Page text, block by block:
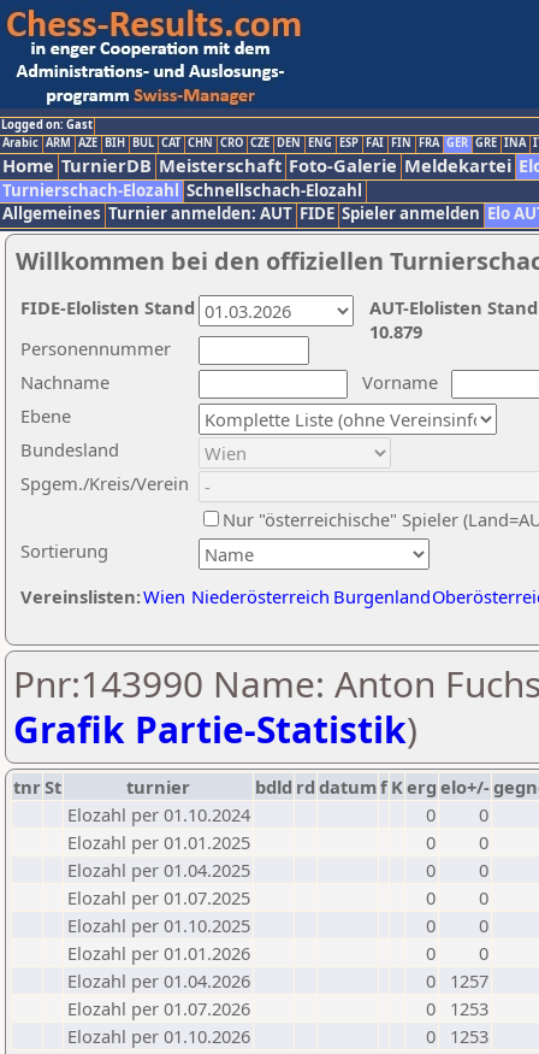
Logged on: Gast
Arabic ARM AZE BIH BUL CAT CHN CRO CZE DEN ENG ESP FAI FIN FRA GER GRE INA
Home TurnierDB Meisterschaft Foto-Galerie Meldekartei
Turnierschach-Elozahl Schnellschach-Elozahl
Allgemeines Turnier anmelden: AUT FIDE Spieler anmelden Elo
Willkommen bei den offiziellen
Nachname
Vorname
Ebene
Sortierung
Personennummer
Bundesland
Spgem./Kreis/Verein
Nur "österreichische" Spieler
Vereinslisten:Wien Niederösterreich Burgenland
AUT-Elolisten
10.879
FIDE-Elolisten Stand
Pnr:143990 Name: Anton
Grafik Partie-Statistik)
tnrSt turnier bdld rd datumf Kerg elo+/-
Elozahl per 01.10.2024
0
0
Elozahl per 01.01.2025
0
0
Elozahl per 01.04.2025
0
0
Elozahl per 01.07.2025
0
0
Elozahl per 01.10.2025
0
0
Elozahl per 01.01.2026
0
0
Elozahl per 01.04.2026
0
1257
Elozahl per 01.07.2026
0
1253
Elozahl per 01.10.2026
0 1253